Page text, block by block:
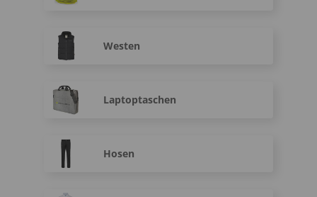
Westen
Laptoptaschen
Hosen